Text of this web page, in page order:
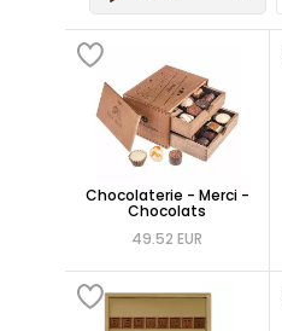
Chocolaterie - Merci -
Chocolats
49.52 EUR